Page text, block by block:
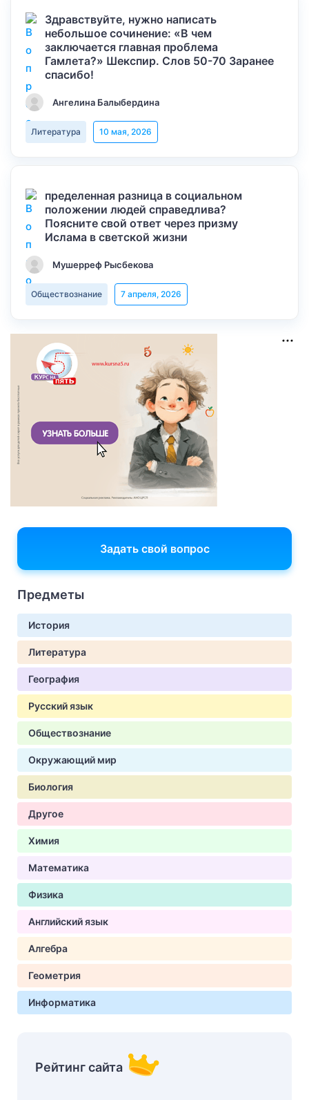
Здравствуйте, нужно написать
небольшое сочинение: «В чем
заключается главная проблема
Гамлета?» Шекспир. Слов 50-70 Заранее
спасибо!
Ангелина Балыбердина
Литература 10 мая, 2026
пределенная разница в социальном
положении людей справедлива?
Поясните свой ответ через призму
Ислама в светской жизни
Мушерреф Рысбекова
Обществознание 7 апреля, 2026
Задать свой вопрос
Предметы
История
Литература
География
Русский язык
Обществознание
Окружающий мир
Биология
Другое
Химия
Математика
Физика
Английский язык
Алгебра
Геометрия
Информатика
Рейтинг сайта